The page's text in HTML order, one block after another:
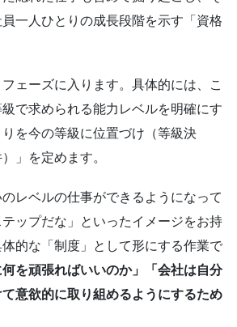
一人ひとりの成長段階を示す「資格
ェーズに入ります。具体的には、こ
で求められる能力レベルを明確にす
を今の等級に位置づけ（等級決
」を定めます。
レベルの仕事ができるようになって
ップだな」といったイメージをお持
的な「制度」として形にする作業で
を頑張ればいいのか」「会社は自分
意欲的に取り組めるようにするため